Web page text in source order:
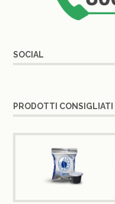
SOCIAL
PRODOTTI CONSIGLIATI